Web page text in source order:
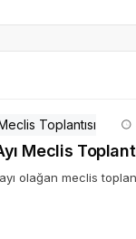
Meclis
olağan meclis